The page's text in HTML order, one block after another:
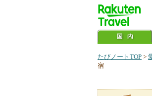
たびノートTOP >
宿